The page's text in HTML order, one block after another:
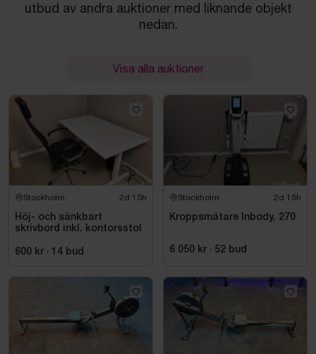
utbud av andra auktioner med liknande objekt
nedan.
Visa alla auktioner
Stockholm 2d 15h
Höj- och sänkbart
skrivbord inkl. kontorsstol
600 kr · 14 bud
Stockholm 2d 15h
Kroppsmätare Inbody, 270
6 050 kr · 52 bud